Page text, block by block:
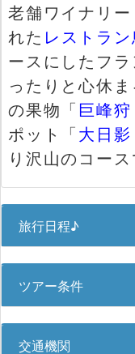
老舗ワイナリー
れた レストラ
ースにしたフ
ったりと心休
の果物「 巨峰狩
ポット「大日
り沢山のコース
旅行日程♪
ツアー条件
交通機関